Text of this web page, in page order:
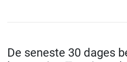
De seneste 30 dages